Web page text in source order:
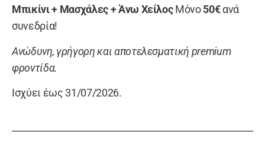
Μπικίνι + Μασχάλες + Άνω ΧείλοςΜόνο50€ανά
συνεδρία!
Ανώδυνη, γρήγορη και αποτελεσματική premium
φροντίδα.
Ισχύει έως 31/07/2026.